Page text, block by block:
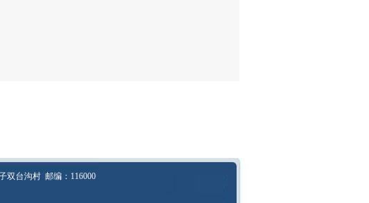
双台沟村 邮编：116000